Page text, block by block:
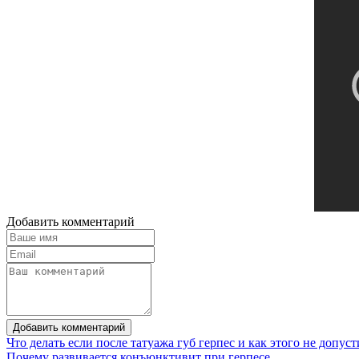
Добавить комментарий
Добавить комментарий
Что делать если после татуажа губ герпес и как этого не